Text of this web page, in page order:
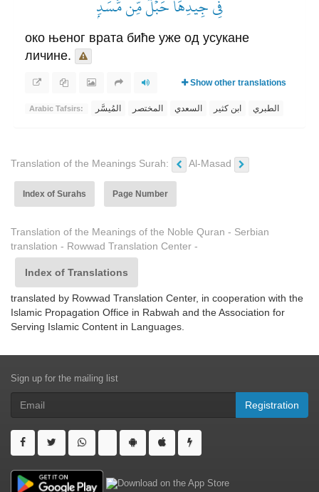
فِي جِيدِهَا حَبۡلٞ مِّن مَّسَدِۭ
око њеног врата биће уже од усукане
личине.
Show other translations
Arabic Tafsirs: المُيسَّر المختصر السعدي ابن كثير الطبري
Translation of the Meanings Surah: Al-Masad
Index of Surahs Page Number
Translation of the Meanings of the Noble Quran - Serbian
translation - Rowwad Translation Center -
Index of Translations
translated by Rowwad Translation Center, in cooperation with the
Islamic Propagation Office in Rabwah and the Association for
Serving Islamic Content in Languages.
Sign up for the mailing list
Registration